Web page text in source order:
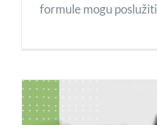
formule mogu